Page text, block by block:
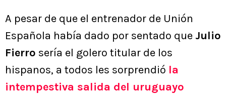
A pesar de que el entrenador de Unión
Española había dado por sentado que Julio
Fierro sería el golero titular de los
hispanos, a todos les sorprendió la
intempestiva salida del uruguayo